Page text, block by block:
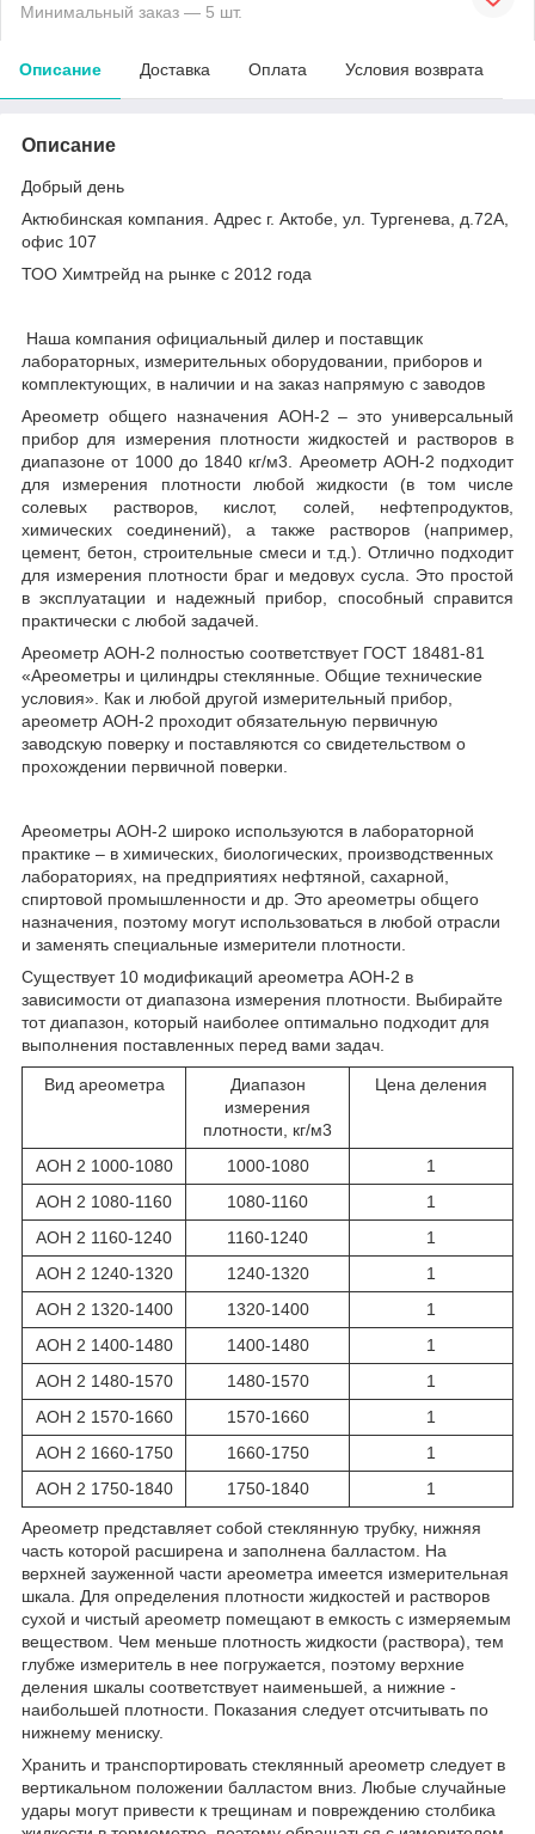
Минимальный заказ — 5 шт.
Описание Доставка Оплата Условия возврата
Описание
Добрый день
Актюбинская компания. Адрес г. Актобе, ул. Тургенева, д.72А,
офис 107
ТОО Химтрейд на рынке с 2012 года
Наша компания официальный дилер и поставщик
лабораторных, измерительных оборудовании, приборов и
комплектующих, в наличии и на заказ напрямую с заводов
Ареометр общего назначения АОН-2 – это универсальный
прибор для измерения плотности жидкостей и растворов в
диапазоне от 1000 до 1840 кг/м3 . Ареометр АОН-2 подходит
для измерения плотности любой жидкости (в том числе
солевых растворов, кислот, солей, нефтепродуктов,
химических соединений), а также растворов (например,
цемент, бетон, строительные смеси и т.д.). Отлично подходит
для измерения плотности браг и медовух сусла. Это простой
в эксплуатации и надежный прибор, способный справится
практически с любой задачей.
Ареометр АОН-2 полностью соответствует ГОСТ 18481-81
«Ареометры и цилиндры стеклянные. Общие технические
условия». Как и любой другой измерительный прибор,
ареометр АОН-2 проходит обязательную первичную
заводскую поверку и поставляются со свидетельством о
прохождении первичной поверки.
Ареометры АОН-2 широко используются в лабораторной
практике – в химических, биологических, производственных
лабораториях, на предприятиях нефтяной, сахарной,
спиртовой промышленности и др. Это ареометры общего
назначения, поэтому могут использоваться в любой отрасли
и заменять специальные измерители плотности.
Существует 10 модификаций ареометра АОН-2 в
зависимости от диапазона измерения плотности. Выбирайте
тот диапазон, который наиболее оптимально подходит для
выполнения поставленных перед вами задач.
Вид ареометра
Диапазон
измерения
плотности, кг/м3
Цена деления
АОН 2 1000-1080 1000-1080
1
АОН 2 1080-1160
1080-1160
1
АОН 2 1160-1240
1160-1240
1
АОН 2 1240-1320
1240-1320
1
АОН 2 1320-1400
1320-1400
1
АОН 2 1400-1480
1400-1480
1
АОН 2 1480-1570
1480-1570
1
АОН 2 1570-1660
1570-1660
1
АОН 2 1660-1750
1660-1750
1
АОН 2 1750-1840
1750-1840 1
Ареометр представляет собой стеклянную трубку, нижняя
часть которой расширена и заполнена балластом. На
верхней зауженной части ареометра имеется измерительная
шкала. Для определения плотности жидкостей и растворов
сухой и чистый ареометр помещают в емкость с измеряемым
веществом. Чем меньше плотность жидкости (раствора), тем
глубже измеритель в нее погружается, поэтому верхние
деления шкалы соответствует наименьшей, а нижние -
наибольшей плотности. Показания следует отсчитывать по
нижнему мениску.
Хранить и транспортировать стеклянный ареометр следует в
вертикальном положении балластом вниз. Любые случайные
удары могут привести к трещинам и повреждению столбика